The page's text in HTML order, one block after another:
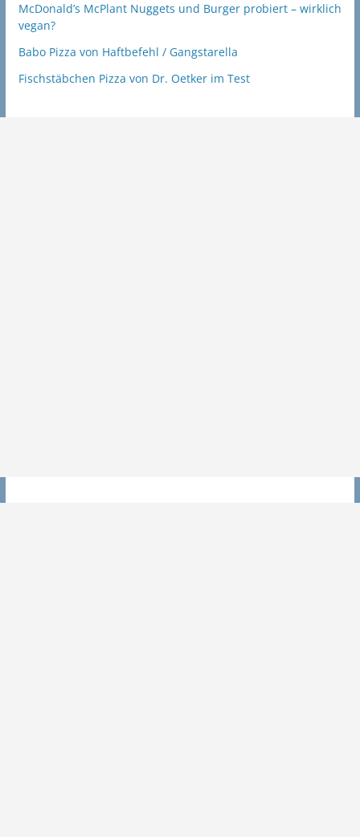
McDonald’s McPlant Nuggets und Burger probiert – wirklich
vegan?
Babo Pizza von Haftbefehl / Gangstarella
Fischstäbchen Pizza von Dr. Oetker im Test